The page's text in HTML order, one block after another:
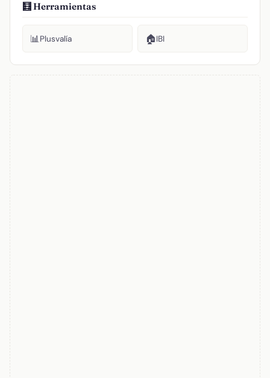
🧮 Herramientas
📊Plusvalía 🏠IBI